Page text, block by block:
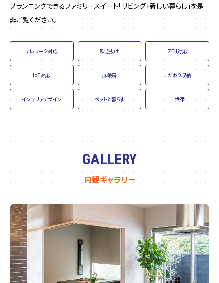
プランニングできるファミリースイート「リビング+新しい暮らし」を是
非ご覧ください。
テレワーク対応 吹き抜け ZEH対応
IoT対応 床暖房 こだわり収納
インテリアデザイン ペットと暮らす 二世帯
GALLERY
内観ギャラリー